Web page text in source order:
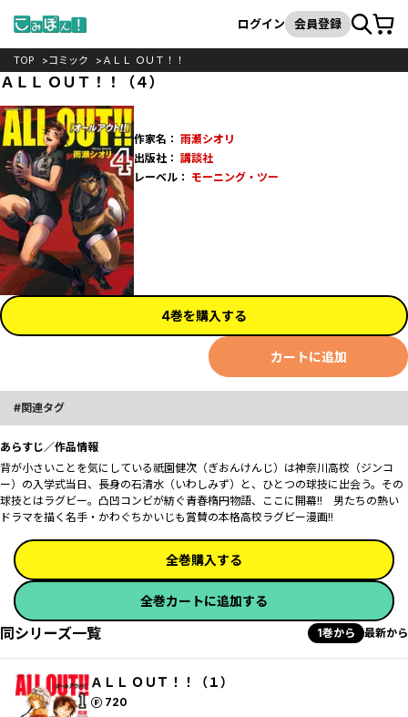
検索
ログイン 会員登録カート
TOP コミック ＡＬＬ ＯＵＴ！！
ＡＬＬ ＯＵＴ！！（４）
作家名： 雨瀬シオリ
出版社： 講談社
レーベル： モーニング・ツー
4巻を購入する
カートに追加
関連タグ
あらすじ／作品情報
背が小さいことを気にしている祇園健次（ぎおんけんじ）は神奈川高校（ジンコ
ー）の入学式当日、長身の石清水（いわしみず）と、ひとつの球技に出会う。その
球技とは――ラグビー。凸凹コンビが紡ぐ青春楕円物語、ここに開幕!! 男たちの熱い
ドラマを描く名手・かわぐちかいじも賞賛の本格高校ラグビー漫画!!
全巻購入する
全巻カートに追加する
同シリーズ一覧 1巻から 最新から
ＡＬＬ ＯＵＴ！！（１）
720
ポイント